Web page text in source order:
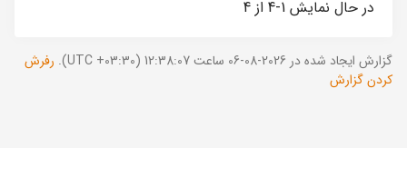
در حال نمایش 1-4 از 4
گزارش ایجاد شده در 2026-08-06 ساعت 12:38:07 (UTC +03:30).
رفرش
کردن گزارش